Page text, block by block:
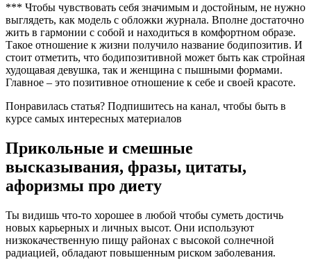
*** Чтобы чувствовать себя значимым и достойным, не нужно
выглядеть, как модель с обложки журнала. Вполне достаточно
жить в гармонии с собой и находиться в комфортном образе.
Такое отношение к жизни получило название бодипозитив. И
стоит отметить, что бодипозитивной может быть как стройная
худощавая девушка, так и женщина с пышными формами.
Главное – это позитивное отношение к себе и своей красоте.
Понравилась статья? Подпишитесь на канал, чтобы быть в
курсе самых интересных материалов
Прикольные и смешные
высказывания, фразы, цитаты,
афоризмы про диету
Ты видишь что-то хорошее в любой чтобы суметь достичь
новых карьерных и личных высот. Они используют
низкокачественную пищу районах с высокой солнечной
радиацией, обладают повышенным риском заболевания.